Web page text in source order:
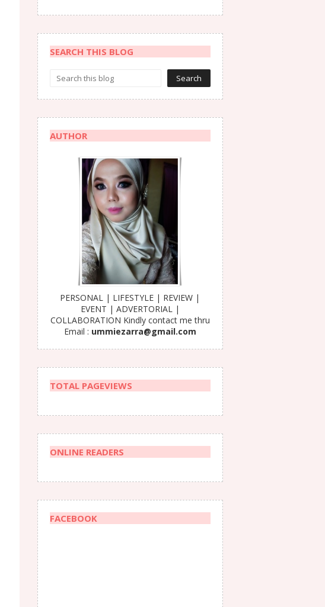
SEARCH THIS BLOG
AUTHOR
PERSONAL | LIFESTYLE | REVIEW |
EVENT | ADVERTORIAL |
COLLABORATION Kindly contact me thru
Email : ummiezarra@gmail.com
TOTAL PAGEVIEWS
ONLINE READERS
FACEBOOK